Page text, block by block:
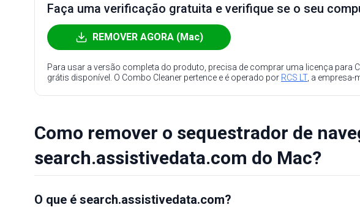
Faça uma verificação gratuita e verifique se o seu
REMOVER AGORA (Mac)
Para usar a versão completa do produto, precisa de comprar uma licença para
grátis disponível. O Combo Cleaner pertence e é operado por RCS LT, a empresa-
Como remover o sequestrador de
search.assistivedata.com do Mac?
O que é search.assistivedata.com?